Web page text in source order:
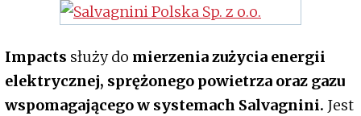
Impacts służy do mierzenia zużycia energii
elektrycznej, sprężonego powietrza oraz gazu
wspomagającego w systemach Salvagnini. Jest